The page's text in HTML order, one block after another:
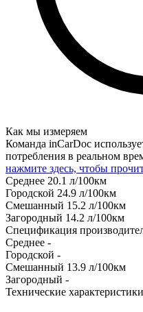
Как мы измеряем
Команда inCarDoc
потребления в реальном
нажмите здесь, чтобы
Среднее 20.1 л/100км
Городской 24.9 л/100км
Смешанный 15.2 л/100км
Загородный 14.2 л/100км
Спецификация
Среднее -
Городской -
Смешанный 13.9 л/100км
Загородный -
Технические